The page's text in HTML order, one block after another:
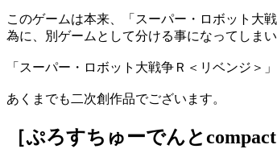
このゲームは本来、「スーパー・ロボット大
為に、別ゲームとして分ける事になってしまい
「スーパー・ロボット大戦争Ｒ＜リベンジ＞
あくまでも二次創作品でございます。
［ぷろすちゅーでんと